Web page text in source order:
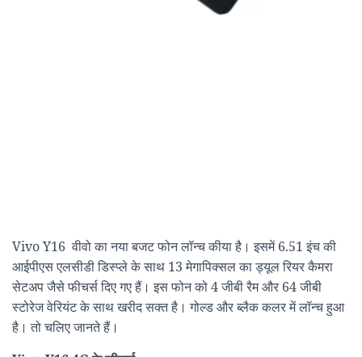
Vivo Y16 वीवो का नया बजट फोन लॉन्च कीया है। इसमें 6.51 इंच की
आईपीएस एलसीडी डिस्प्ले के साथ 13 मेगापिक्सल का ड्यूल रियर कैमरा
सेटअप जैसे फीचर्स दिए गए हैं। इस फोन को 4 जीबी रैम और 64 जीबी
स्टोरेज वेरियंट के साथ खरीद सक्त है। गोल्ड और ब्लैक कलर में लॉन्च हुआ
है। तो चलिए जानते हैं।